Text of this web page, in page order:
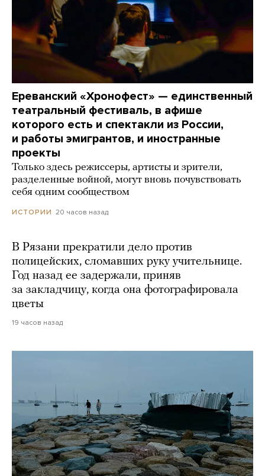
Ереванский «Хронофест» — единственный
театральный фестиваль, в афише
которого есть и спектакли из России,
и работы эмигрантов, и иностранные
проекты
Только здесь режиссеры, артисты и зрители,
разделенные войной, могут вновь почувствовать
себя одним сообществом
ИСТОРИИ 20 часов назад
В Рязани прекратили дело против
полицейских, сломавших руку учительнице.
Год назад ее задержали, приняв
за закладчицу, когда она фотографировала
цветы
19 часов назад